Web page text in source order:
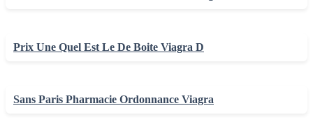
Prix Une Quel Est Le De Boite Viagra D
Sans Paris Pharmacie Ordonnance Viagra